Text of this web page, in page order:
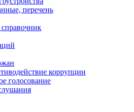
перечень
коррупции
голосование